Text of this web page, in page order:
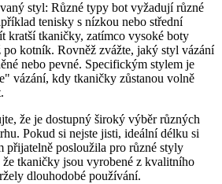
styl: Různé typy ⁢bot ‍vyžadují různé
tenisky s nízkou⁤ nebo střední
kratší tkaničky,​ zatímco‍ vysoké boty⁤
po kotník. Rovněž zvážte, jaký styl vázání
nebo pevné. Specifickým stylem je
vázání, kdy tkaničky zůstanou volně
že je dostupný široký výběr různých⁣
Pokud⁣ si nejste jisti, ideální délku si
přijatelně posloužila pro různé ‌styly
že⁢ tkaničky jsou vyrobené z kvalitního
dlouhodobé používání.